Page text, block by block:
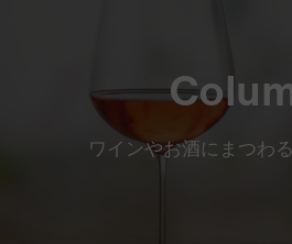
ワインやお酒にまつわ